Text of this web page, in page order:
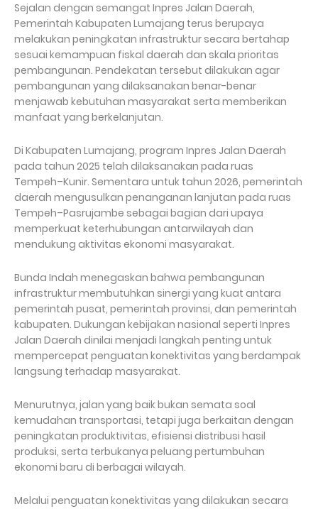
Sejalan dengan semangat Inpres Jalan Daerah,
Pemerintah Kabupaten Lumajang terus berupaya
melakukan peningkatan infrastruktur secara bertahap
sesuai kemampuan fiskal daerah dan skala prioritas
pembangunan. Pendekatan tersebut dilakukan agar
pembangunan yang dilaksanakan benar-benar
menjawab kebutuhan masyarakat serta memberikan
manfaat yang berkelanjutan.
Di Kabupaten Lumajang, program Inpres Jalan Daerah
pada tahun 2025 telah dilaksanakan pada ruas
Tempeh–Kunir. Sementara untuk tahun 2026, pemerintah
daerah mengusulkan penanganan lanjutan pada ruas
Tempeh–Pasrujambe sebagai bagian dari upaya
memperkuat keterhubungan antarwilayah dan
mendukung aktivitas ekonomi masyarakat.
Bunda Indah menegaskan bahwa pembangunan
infrastruktur membutuhkan sinergi yang kuat antara
pemerintah pusat, pemerintah provinsi, dan pemerintah
kabupaten. Dukungan kebijakan nasional seperti Inpres
Jalan Daerah dinilai menjadi langkah penting untuk
mempercepat penguatan konektivitas yang berdampak
langsung terhadap masyarakat.
Menurutnya, jalan yang baik bukan semata soal
kemudahan transportasi, tetapi juga berkaitan dengan
peningkatan produktivitas, efisiensi distribusi hasil
produksi, serta terbukanya peluang pertumbuhan
ekonomi baru di berbagai wilayah.
Melalui penguatan konektivitas yang dilakukan secara